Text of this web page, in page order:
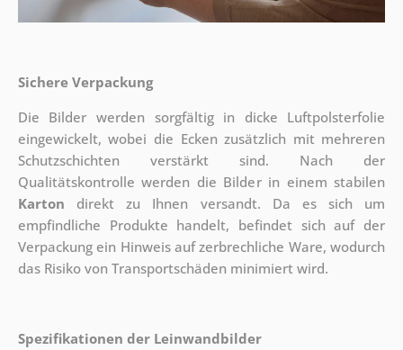
Sichere Verpackung
Die Bilder werden sorgfältig in dicke Luftpolsterfolie
eingewickelt, wobei die Ecken zusätzlich mit mehreren
Schutzschichten verstärkt sind. Nach der
Qualitätskontrolle werden die Bilder in einem stabilen
Karton direkt zu Ihnen versandt. Da es sich um
empfindliche Produkte handelt, befindet sich auf der
Verpackung ein Hinweis auf zerbrechliche Ware, wodurch
das Risiko von Transportschäden minimiert wird.
Spezifikationen der Leinwandbilder